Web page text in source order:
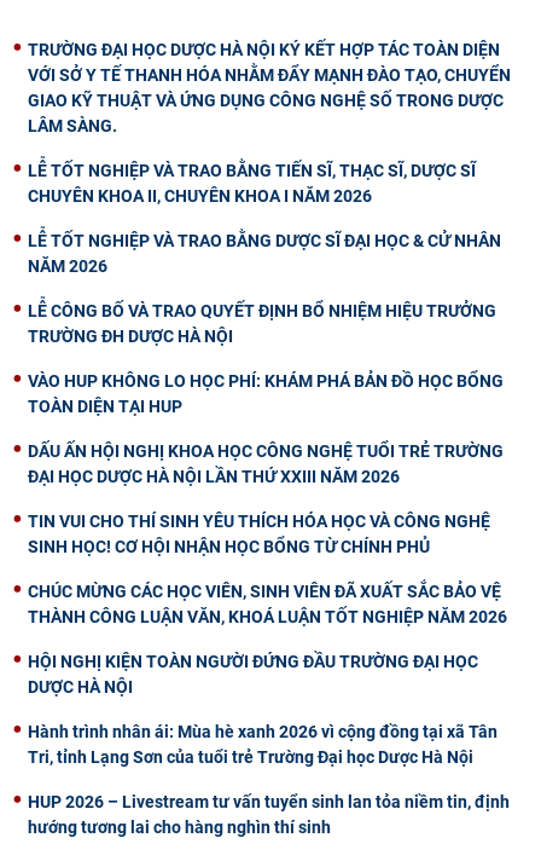
TRƯỜNG ĐẠI HỌC DƯỢC HÀ NỘI KÝ KẾT HỢP TÁC TOÀN DIỆN
VỚI SỞ Y TẾ THANH HÓA NHẰM ĐẨY MẠNH ĐÀO TẠO, CHUYỂN
GIAO KỸ THUẬT VÀ ỨNG DỤNG CÔNG NGHỆ SỐ TRONG DƯỢC
LÂM SÀNG.
LỄ TỐT NGHIỆP VÀ TRAO BẰNG TIẾN SĨ, THẠC SĨ, DƯỢC SĨ
CHUYÊN KHOA II, CHUYÊN KHOA I NĂM 2026
LỄ TỐT NGHIỆP VÀ TRAO BẰNG DƯỢC SĨ ĐẠI HỌC & CỬ NHÂN
NĂM 2026
LỄ CÔNG BỐ VÀ TRAO QUYẾT ĐỊNH BỔ NHIỆM HIỆU TRƯỞNG
TRƯỜNG ĐH DƯỢC HÀ NỘI
VÀO HUP KHÔNG LO HỌC PHÍ: KHÁM PHÁ BẢN ĐỒ HỌC BỔNG
TOÀN DIỆN TẠI HUP
DẤU ẤN HỘI NGHỊ KHOA HỌC CÔNG NGHỆ TUỔI TRẺ TRƯỜNG
ĐẠI HỌC DƯỢC HÀ NỘI LẦN THỨ XXIII NĂM 2026
TIN VUI CHO THÍ SINH YÊU THÍCH HÓA HỌC VÀ CÔNG NGHỆ
SINH HỌC! CƠ HỘI NHẬN HỌC BỔNG TỪ CHÍNH PHỦ
CHÚC MỪNG CÁC HỌC VIÊN, SINH VIÊN ĐÃ XUẤT SẮC BẢO VỆ
THÀNH CÔNG LUẬN VĂN, KHOÁ LUẬN TỐT NGHIỆP NĂM 2026
HỘI NGHỊ KIỆN TOÀN NGƯỜI ĐỨNG ĐẦU TRƯỜNG ĐẠI HỌC
DƯỢC HÀ NỘI
Hành trình nhân ái: Mùa hè xanh 2026 vì cộng đồng tại xã Tân
Tri, tỉnh Lạng Sơn của tuổi trẻ Trường Đại học Dược Hà Nội
HUP 2026 – Livestream tư vấn tuyển sinh lan tỏa niềm tin, định
hướng tương lai cho hàng nghìn thí sinh